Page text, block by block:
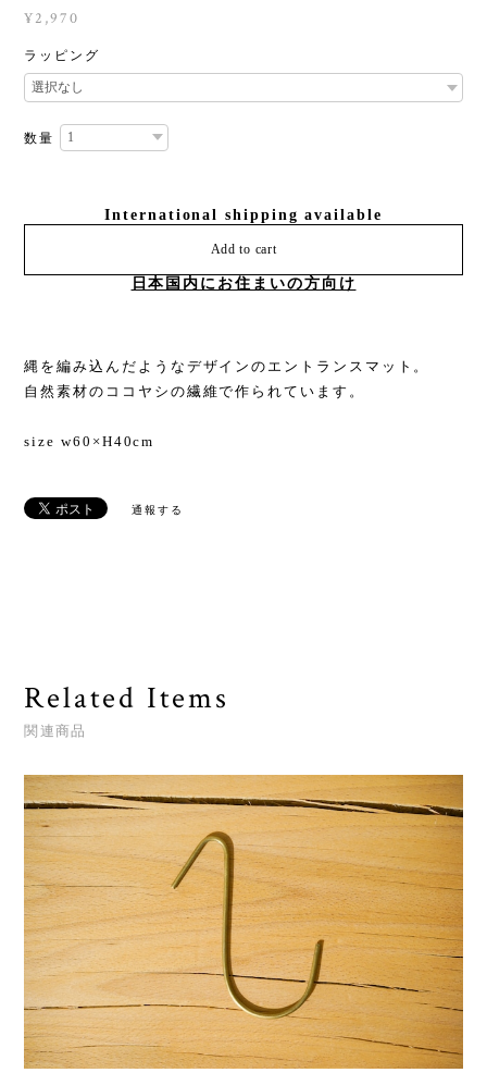
¥2,970
ラッピング
数量
International shipping available
Add to cart
日本国内にお住まいの方向け
縄を編み込んだようなデザインのエントランスマット。
自然素材のココヤシの繊維で作られています。
size w60×H40cm
通報する
Related Items
関連商品